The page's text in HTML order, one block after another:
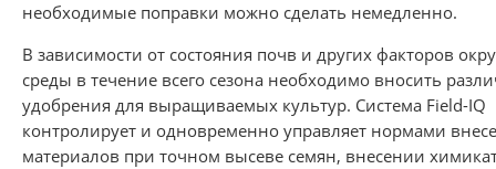
необходимые поправки можно сделать немедленно.
В зависимости от состояния почв и других факторов
среды в течение всего сезона необходимо вносить
удобрения для выращиваемых культур. Система Field-IQ
контролирует и одновременно управляет нормами
материалов при точном высеве семян, внесении